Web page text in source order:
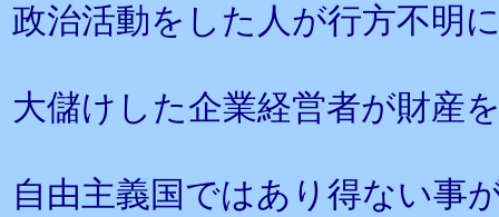
政治活動をした人が行方不明
大儲けした企業経営者が財産
自由主義国ではあり得ない事